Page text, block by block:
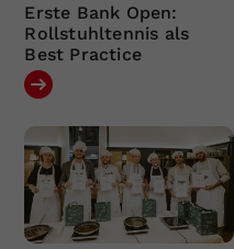
Erste Bank Open:
Rollstuhltennis als
Best Practice